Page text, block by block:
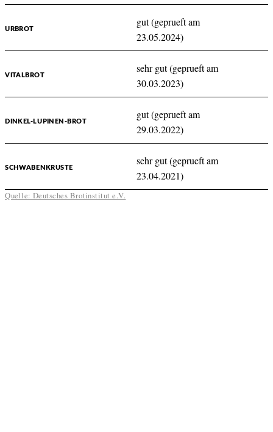
URBROT
gut (geprueft am
23.05.2024)
VITALBROT
sehr gut (geprueft am
30.03.2023)
DINKEL-LUPINEN-BROT
gut (geprueft am
29.03.2022)
SCHWABENKRUSTE
sehr gut (geprueft am
23.04.2021)
Quelle: Deutsches Brotinstitut e.V.